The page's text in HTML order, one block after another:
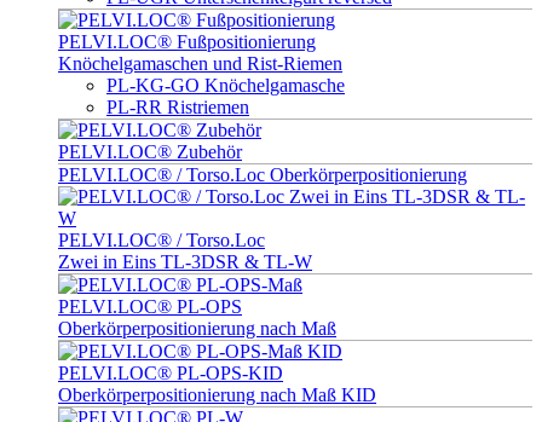
PELVI.LOC® Fußpositionierung
Knöchelgamaschen und Rist-Riemen
PL-KG-GO Knöchelgamasche
PL-RR Ristriemen
PELVI.LOC® Zubehör
PELVI.LOC® / Torso.Loc Oberkörperpositionierung
PELVI.LOC® / Torso.Loc
Zwei in Eins TL-3DSR & TL-W
PELVI.LOC® PL-OPS
Oberkörperpositionierung nach Maß
PELVI.LOC® PL-OPS-KID
Oberkörperpositionierung nach Maß KID